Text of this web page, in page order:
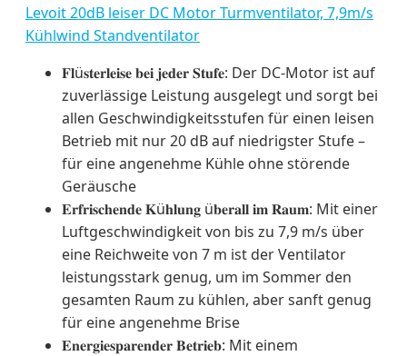
Levoit 20dB leiser DC Motor Turmventilator, 7,9m/s
Kühlwind Standventilator
𝐅𝐥ü𝐬𝐭𝐞𝐫𝐥𝐞𝐢𝐬𝐞 𝐛𝐞𝐢 𝐣𝐞𝐝𝐞𝐫 𝐒𝐭𝐮𝐟𝐞: Der DC-Motor ist auf
zuverlässige Leistung ausgelegt und sorgt bei
allen Geschwindigkeitsstufen für einen leisen
Betrieb mit nur 20 dB auf niedrigster Stufe –
für eine angenehme Kühle ohne störende
Geräusche
𝐄𝐫𝐟𝐫𝐢𝐬𝐜𝐡𝐞𝐧𝐝𝐞 𝐊ü𝐡𝐥𝐮𝐧𝐠 ü𝐛𝐞𝐫𝐚𝐥𝐥 𝐢𝐦 𝐑𝐚𝐮𝐦: Mit einer
Luftgeschwindigkeit von bis zu 7,9 m/s über
eine Reichweite von 7 m ist der Ventilator
leistungsstark genug, um im Sommer den
gesamten Raum zu kühlen, aber sanft genug
für eine angenehme Brise
𝐄𝐧𝐞𝐫𝐠𝐢𝐞𝐬𝐩𝐚𝐫𝐞𝐧𝐝𝐞𝐫 𝐁𝐞𝐭𝐫𝐢𝐞𝐛: Mit einem